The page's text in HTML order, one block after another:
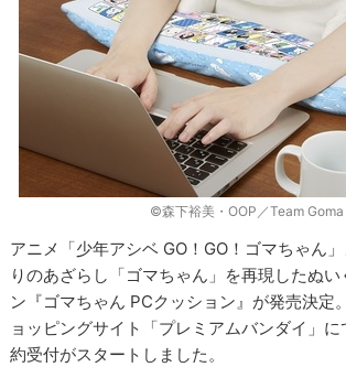
©森下裕美・OOP／Team Goma
アニメ「少年アシベ GO！GO！ゴマちゃん
りのあざらし「ゴマちゃん」を再現したぬい
ン『ゴマちゃん PCクッション』が発売決定
ョッピングサイト「プレミアムバンダイ」
約受付がスタートしました。